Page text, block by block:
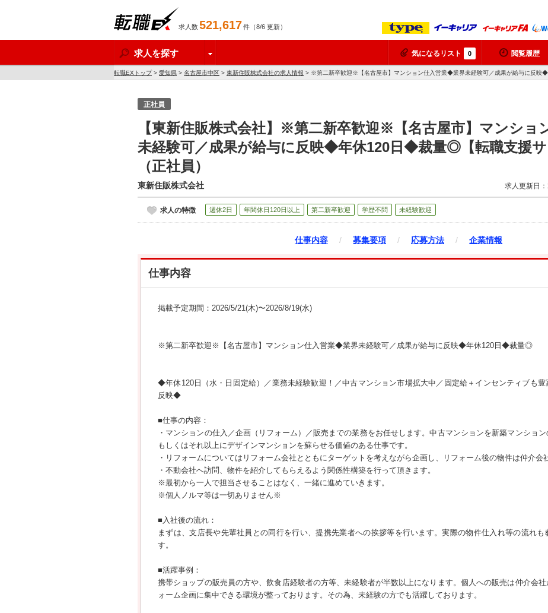
求人数521,617件（8/6 更新）
求人を探す 気になるリスト 0 閲覧履歴
転職EXトップ> 愛知県 > 名古屋市中区 > 東新住販株式会社の求人情報 > ※第二新卒歓迎※【名古屋市】マンション仕入営業◆業界未経験可／成果が給与に反映
正社員
【東新住販株式会社】※第二新卒歓迎※【名古屋市】マンショ
未経験可／成果が給与に反映◆年休120日◆裁量◎【転職支援サ
（正社員）
東新住販株式会社 求人更新日
求人の特徴 週休2日 年間休日120日以上 第二新卒歓迎 学歴不問 未経験歓迎
仕事内容 / 募集要項 / 応募方法 / 企業情報
仕事内容
掲載予定期間：2026/5/21(木)〜2026/8/19(水)
※第二新卒歓迎※【名古屋市】マンション仕入営業◆業界未経験可／成果が給与に反映◆年休120日◆裁量◎
◆年休120日（水・日固定給）／業務未経験歓迎！／中古マンション市場拡大中／固定給＋インセンティブも
反映◆
■仕事の内容：
・マンションの仕入／企画（リフォーム）／販売までの業務をお任せします。中古マンションを新築マンション
もしくはそれ以上にデザインマンションを蘇らせる価値のある仕事です。
・リフォームについてはリフォーム会社とともにターゲットを考えながら企画し、リフォーム後の物件は仲介会
・不動会社へ訪問、物件を紹介してもらえるよう関係性構築を行って頂きます。
※最初から一人で担当させることはなく、一緒に進めていきます。
※個人ノルマ等は一切ありません※
■入社後の流れ：
まずは、支店長や先輩社員との同行を行い、提携先業者への挨拶等を行います。実際の物件仕入れ等の流れも
す。
■活躍事例：
携帯ショップの販売員の方や、飲食店経験者の方等、未経験者が半数以上になります。個人への販売は仲介会
ォーム企画に集中できる環境が整っております。その為、未経験の方でも活躍しております。